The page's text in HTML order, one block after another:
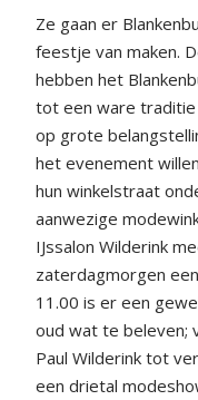
Ze gaan er
feestje van maken.
hebben het
tot een ware
op grote
het evenement
hun winkelstraat
aanwezige
IJssalon Wilderink
zaterdagmorgen
11.00 is er een
oud wat te beleven;
Paul Wilderink tot
een drietal